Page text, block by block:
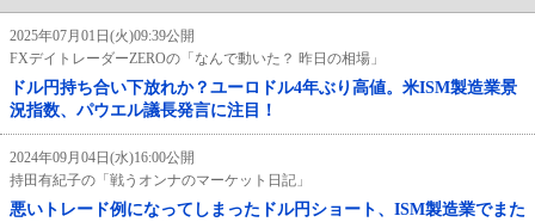
2025年07月01日(火)09:39公開
FXデイトレーダーZEROの「なんで動いた？ 昨日の相場」
ドル円持ち合い下放れか？ユーロドル4年ぶり高値。米ISM製造業景
況指数、パウエル議長発言に注目！
2024年09月04日(水)16:00公開
持田有紀子の「戦うオンナのマーケット日記」
悪いトレード例になってしまったドル円ショート、ISM製造業でまた